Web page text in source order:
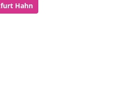
Hahn